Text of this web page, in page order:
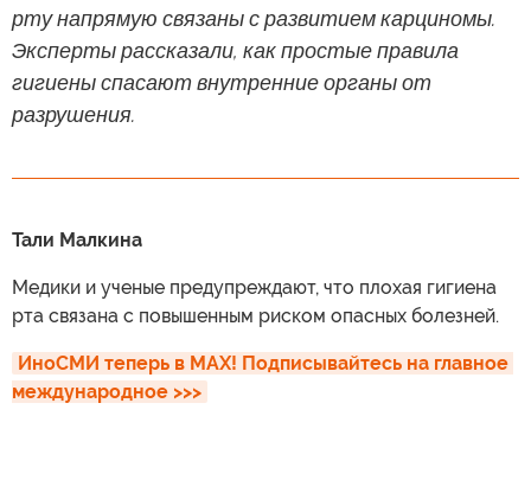
рту напрямую связаны с развитием карциномы.
Эксперты рассказали, как простые правила
гигиены спасают внутренние органы от
разрушения.
Тали Малкина
Медики и ученые предупреждают, что плохая гигиена
рта связана с повышенным риском опасных болезней.
ИноСМИ теперь в MAX! Подписывайтесь на главное
международное >>>